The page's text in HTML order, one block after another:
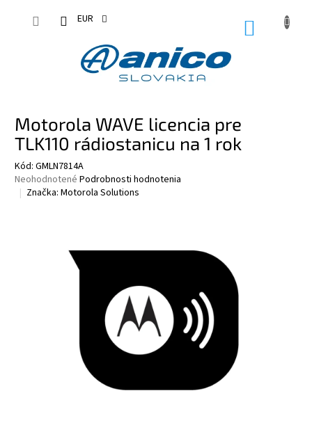
EUR
Motorola WAVE licencia pre
TLK110 rádiostanicu na 1 rok
Kód: GMLN7814A
Priemerné
hodnotenie
Neohodnotené Podrobnosti hodnotenia
Značka: Motorola Solutions